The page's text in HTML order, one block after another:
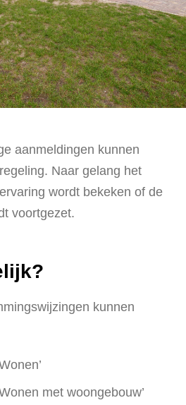
aanmeldingen kunnen
Naar gelang het
wordt bekeken of de
voortgezet.
kunnen
met woongebouw’